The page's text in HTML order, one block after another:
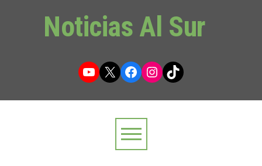
Noticias Al Sur
YouTube
X Facebook
Instagram
TikTok